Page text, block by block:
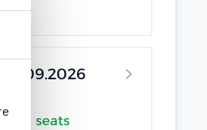
04.09.2026
10 seats